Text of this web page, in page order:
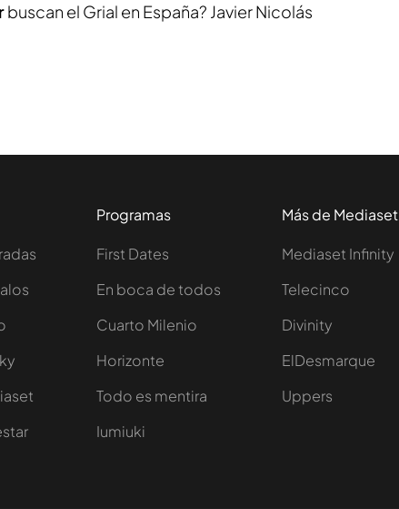
buscan el Grial en España? Javier Nicolás
Programas
First Dates
En boca de todos
Cuarto Milenio
Horizonte
Todo es mentira
Iumiuki
Más de Mediaset
Mediaset Infinity
Telecinco
Divinity
ElDesmarque
Uppers